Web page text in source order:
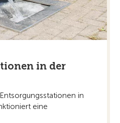
in der
in
eine